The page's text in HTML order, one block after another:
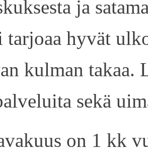
ja
tarjoaa hyvät
kulman
sekä
on 1 kk